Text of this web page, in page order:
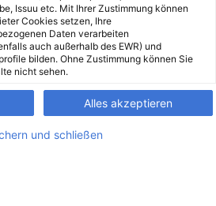
Issuu etc. Mit Ihrer Zustimmung können
Cookies setzen, Ihre
Daten verarbeiten
auch außerhalb des EWR) und
bilden. Ohne Zustimmung können Sie
nicht sehen.
Alles akzeptieren
und schließen